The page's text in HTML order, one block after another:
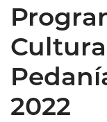
2022